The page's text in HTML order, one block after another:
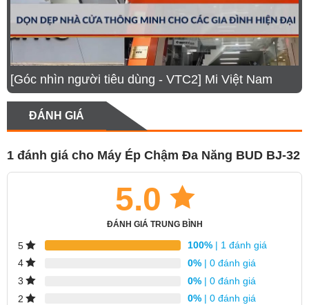
mang lại nhiều loại thức thức uống tươi ngon
khác nhau phục vụ các thành viên trong gia đình.
[Góc nhìn người tiêu dùng - VTC2] Mi Việt Nam
ĐÁNH GIÁ
1 đánh giá cho Máy Ép Chậm Đa Năng BUD BJ-32
5.0
ĐÁNH GIÁ TRUNG BÌNH
5 100% | 1 đánh giá
4
0% | 0 đánh giá
3
0% | 0 đánh giá
2
0% | 0 đánh giá